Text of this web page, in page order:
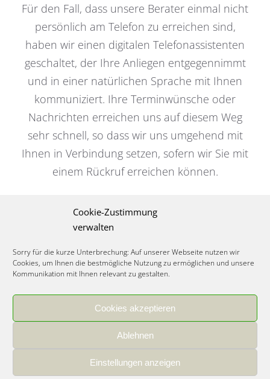
Cookie-Zustimmung
verwalten
Sorry für die kurze Unterbrechung: Auf unserer Webseite nutzen wir
Cookies, um Ihnen die bestmögliche Nutzung zu ermöglichen und unsere
Kommunikation mit Ihnen relevant zu gestalten.
Cookies akzeptieren
Ablehnen
Einstellungen anzeigen
Für den Fall, dass unsere Berater einmal nicht
persönlich am Telefon zu erreichen sind,
haben wir einen digitalen Telefonassistenten
geschaltet, der Ihre Anliegen entgegennimmt
und in einer natürlichen Sprache mit Ihnen
kommuniziert. Ihre Terminwünsche oder
Nachrichten erreichen uns auf diesem Weg
sehr schnell, so dass wir uns umgehend mit
Ihnen in Verbindung setzen, sofern wir Sie mit
einem Rückruf erreichen können.
Unternehmensberatung für die Bio-Branche
DATENSCHUTZ|COOKIE RICHTLINIE
Member of the CLATU Group- Made with ♡ in Heidelberg, Germany
500+ erfolgreiche Projekte | 30 Jahre Erfahrung | 35 Experten | 7 Länder